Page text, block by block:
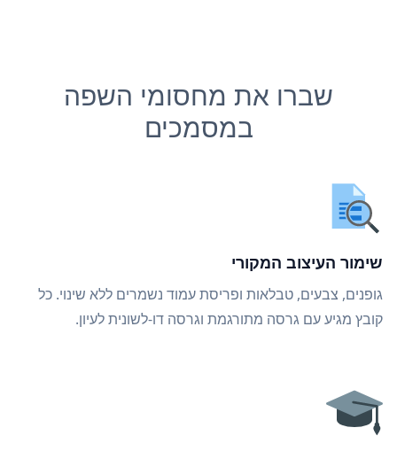
שברו את מחסומי השפה
במסמכים
שימור העיצוב המקורי
גופנים, צבעים, טבלאות ופריסת עמוד נשמרים ללא שינוי. כל
קובץ מגיע עם גרסה מתורגמת וגרסה דו-לשונית לעיון.